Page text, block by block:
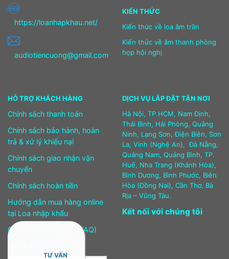
https://loanhapkhau.net/
audiotiencuong@gmail.com
KIẾN THỨC
Kiến thức về loa âm trần
Kiến thức về âm thanh phòng
họp hội nghị
HỖ TRỢ KHÁCH HÀNG
Chính sách thanh toán
Chính sách bảo hành, hoàn
trả & xử lý khiếu nại
Chính sách giao nhận vận
chuyển
Chính sách hoàn tiền
Hướng dẫn mua hàng online
tại Loa nhập khẩu
Câu hỏi thường gặp (FAQ)
DỊCH VỤ LẮP ĐẶT TẬN NƠI
Hà Nội, TP.HCM, Nam Định,
Thái Bình, Hải Phòng, Quảng
Ninh, Lạng Sơn, Điện Biên, Sơn
La, Vinh (Nghệ An), Đà Nẵng,
Quảng Nam, Quảng Bình, TP.
Huế, Nha Trang (Khánh Hòa),
Bình Dương, Bình Phước, Biên
Hòa (Đồng Nai), Cần Thơ, Bà
Rịa – Vũng Tàu.
Kết nối với chúng tôi
TƯ VẤN